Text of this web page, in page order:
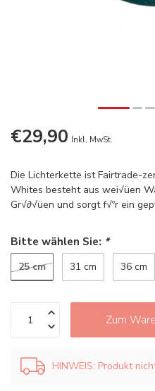
€29,90 Inkl. MwSt.
Die Lichterkette ist Fairtrade-
Whites besteht aus wei√üen
Gr√∂√üen und sorgt f√ºr ein
Bitte wählen Sie: *
25 cm 31 cm 36 cm
Zum
HINWEIS: Produkt